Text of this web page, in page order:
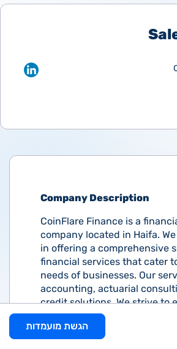
Company Description
CoinFlare Finance is a
company located in Haifa.
in offering a comprehensive
financial services that cater
needs of businesses. Our
accounting, actuarial
credit solutions. We strive to
businesses of all sizes to
financial decisions and
the complexities of the
הגשת מועמדות